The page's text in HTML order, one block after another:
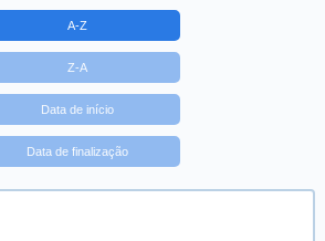
A-Z
Z-A
Data de início
Data de finalização